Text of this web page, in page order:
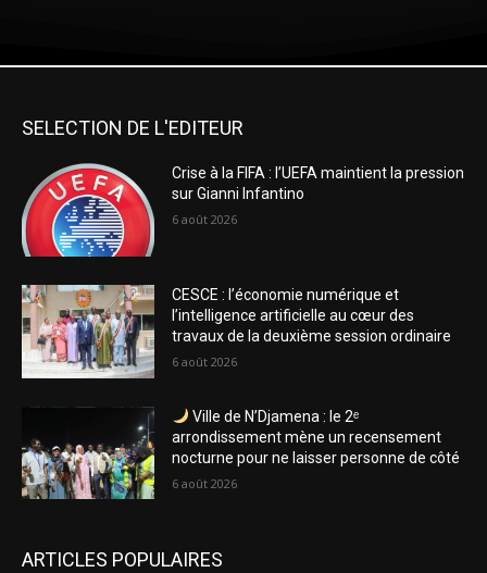
SELECTION DE L'EDITEUR
Crise à la FIFA : l’UEFA maintient la pression
sur Gianni Infantino
6 août 2026
CESCE : l’économie numérique et
l’intelligence artificielle au cœur des
travaux de la deuxième session ordinaire
6 août 2026
Ville de N’Djamena : le 2ᵉ
arrondissement mène un recensement
nocturne pour ne laisser personne de côté
6 août 2026
ARTICLES POPULAIRES